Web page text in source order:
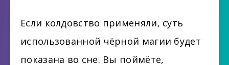
Если колдовство применяли, суть
использованной чёрной магии будет
показана во сне. Вы поймёте,